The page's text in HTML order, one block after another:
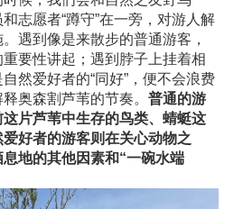
志愿者“蹲守”在一旁，对游人解
遇到像是来散步的普通游客，
要性讲起；遇到脖子上挂着相
然爱好者的“同好”，便不会浪费
奥森割芦苇的节奏。普通的游
片芦苇中生存的鸟类、蜻蜓这
好者的游客则在关心动物之
地的其他因素和“一碗水端